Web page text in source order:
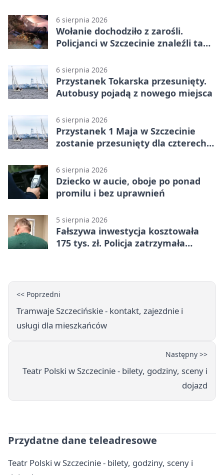
6 sierpnia 2026
Wołanie dochodziło z zarośli.
Policjanci w Szczecinie znaleźli tam
6 sierpnia 2026
Przystanek Tokarska przesunięty.
Autobusy pojadą z nowego miejsca
6 sierpnia 2026
Przystanek 1 Maja w Szczecinie
zostanie przesunięty dla czterech
6 sierpnia 2026
Dziecko w aucie, oboje po ponad
promilu i bez uprawnień
5 sierpnia 2026
Fałszywa inwestycja kosztowała
175 tys. zł. Policja zatrzymała
<< Poprzedni
Tramwaje Szczecińskie - kontakt, zajezdnie i
usługi dla mieszkańców
Następny >>
Teatr Polski w Szczecinie - bilety, godziny, sceny i
dojazd
Przydatne dane teleadresowe
Teatr Polski w Szczecinie - bilety, godziny, sceny i